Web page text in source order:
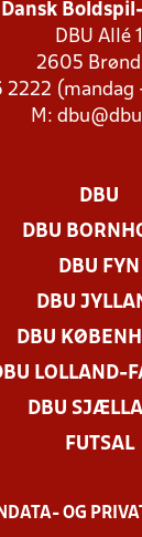
Dansk
DBU Allé 1
2605
2222
M:
DBU
DBU
DBU FYN
DBU
DBU
LOLLAND-
DBU
FUTSAL
OG